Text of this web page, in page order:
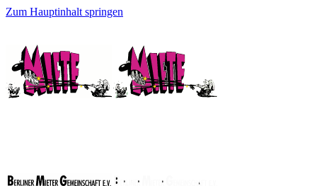
Zum Hauptinhalt springen